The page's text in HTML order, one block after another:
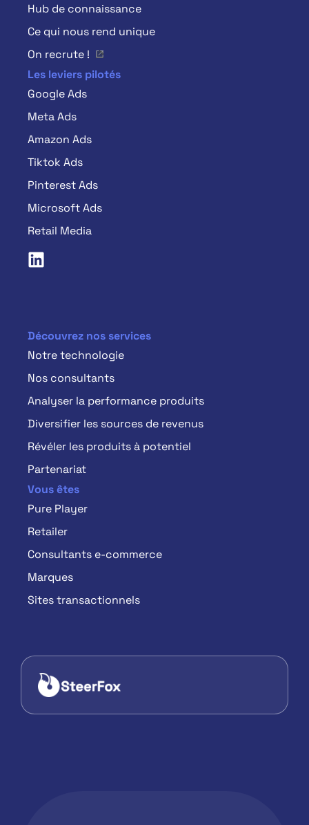
Hub de connaissance
Ce qui nous rend unique
On recrute !
Les leviers pilotés
Google Ads
Meta Ads
Amazon Ads
Tiktok Ads
Pinterest Ads
Microsoft Ads
Retail Media
Découvrez nos services
Notre technologie
Nos consultants
Analyser la performance produits
Diversifier les sources de revenus
Révéler les produits à potentiel
Partenariat
Vous êtes
Pure Player
Retailer
Consultants e-commerce
Marques
Sites transactionnels